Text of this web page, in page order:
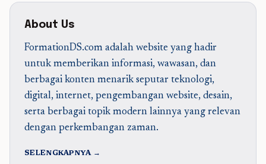
About Us
FormationDS.com adalah website yang hadir
untuk memberikan informasi, wawasan, dan
berbagai konten menarik seputar teknologi,
digital, internet, pengembangan website, desain,
serta berbagai topik modern lainnya yang relevan
dengan perkembangan zaman.
SELENGKAPNYA →